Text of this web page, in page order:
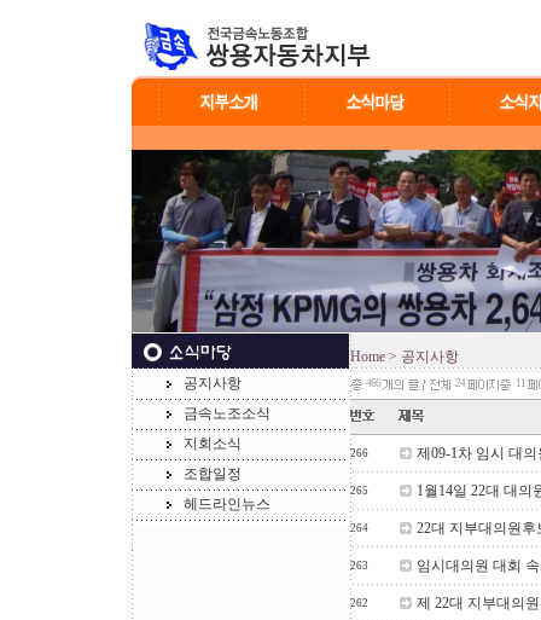
공지사항
금속노조소식
지회소식
조합일정
헤드라인뉴스
Home > 공지사항
466 24 11
266 제09-1차 임시 대
265 1월14일 22대 대의
264 22대 지부대의원
263 임시대의원 대회
262 제 22대 지부대의